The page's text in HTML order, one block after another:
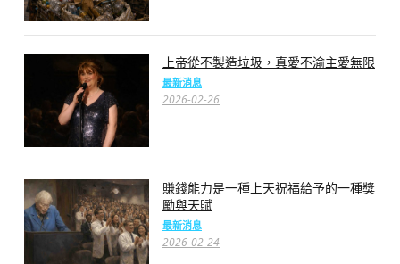
上帝從不製造垃圾，真愛不渝主愛無限
最新消息
2026-02-26
賺錢能力是一種上天祝福給予的一種獎
勵與天賦
最新消息
2026-02-24